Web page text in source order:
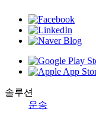
솔루션
운송